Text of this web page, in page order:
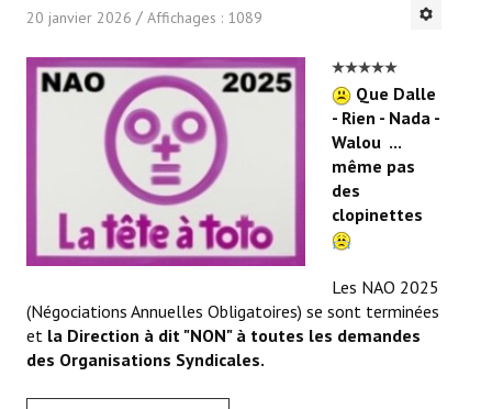
20 janvier 2026 Affichages : 1089
Que Dalle
- Rien - Nada -
Walou ...
même pas
des
clopinettes
Les NAO 2025
(Négociations Annuelles Obligatoires) se sont terminées
et la Direction à dit "NON" à toutes les demandes
des Organisations Syndicales.